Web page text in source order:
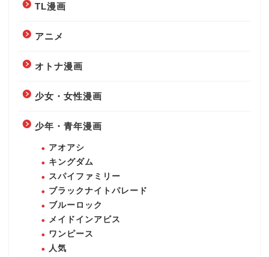
TL漫画
アニメ
オトナ漫画
少女・女性漫画
少年・青年漫画
アオアシ
キングダム
スパイファミリー
ブラックナイトパレード
ブルーロック
メイドインアビス
ワンピース
人気